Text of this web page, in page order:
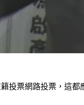
投票網路投票，這都